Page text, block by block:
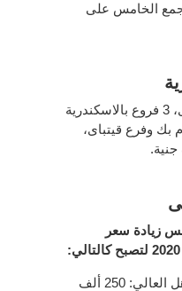
الخامس على
يمتلك نادى الصيد السكندرى، 3 فروع بالاسكندرية
بك وفرع قيتباى،
زيادة سعر
سعر اشتراك العضوية للمؤهل العالي: 250 ألف